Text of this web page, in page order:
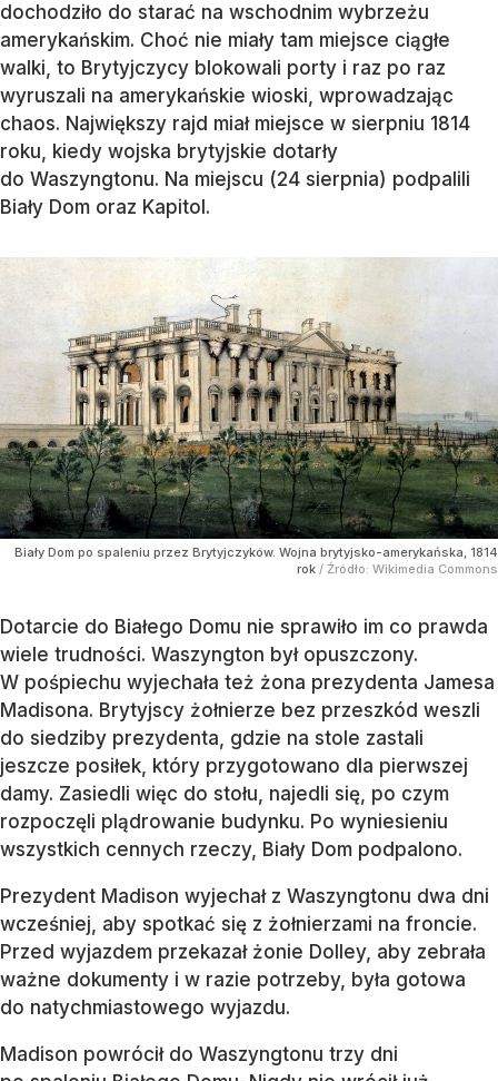
dochodziło do starać na wschodnim wybrzeżu
amerykańskim. Choć nie miały tam miejsce ciągłe
walki, to Brytyjczycy blokowali porty i raz po raz
wyruszali na amerykańskie wioski, wprowadzając
chaos. Największy rajd miał miejsce w sierpniu 1814
roku, kiedy wojska brytyjskie dotarły
do Waszyngtonu. Na miejscu (24 sierpnia) podpalili
Biały Dom oraz Kapitol.
Biały Dom po spaleniu przez Brytyjczyków. Wojna brytyjsko-amerykańska, 1814
rok / Źródło: Wikimedia Commons
Dotarcie do Białego Domu nie sprawiło im co prawda
wiele trudności. Waszyngton był opuszczony.
W pośpiechu wyjechała też żona prezydenta Jamesa
Madisona. Brytyjscy żołnierze bez przeszkód weszli
do siedziby prezydenta, gdzie na stole zastali
jeszcze posiłek, który przygotowano dla pierwszej
damy. Zasiedli więc do stołu, najedli się, po czym
rozpoczęli plądrowanie budynku. Po wyniesieniu
wszystkich cennych rzeczy, Biały Dom podpalono.
Prezydent Madison wyjechał z Waszyngtonu dwa dni
wcześniej, aby spotkać się z żołnierzami na froncie.
Przed wyjazdem przekazał żonie Dolley, aby zebrała
ważne dokumenty i w razie potrzeby, była gotowa
do natychmiastowego wyjazdu.
Madison powrócił do Waszyngtonu trzy dni